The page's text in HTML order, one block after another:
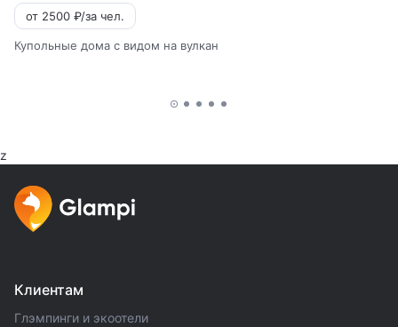
от 2500 ₽/за чел.
Купольные дома с видом на вулкан
z
Клиентам
Глэмпинги и экоотели